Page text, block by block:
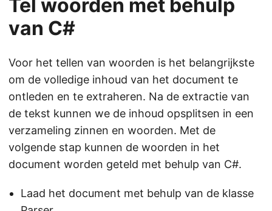
Tel woorden met behulp
van C#
Voor het tellen van woorden is het belangrijkste
om de volledige inhoud van het document te
ontleden en te extraheren. Na de extractie van
de tekst kunnen we de inhoud opsplitsen in een
verzameling zinnen en woorden. Met de
volgende stap kunnen de woorden in het
document worden geteld met behulp van C#.
Laad het document met behulp van de klasse